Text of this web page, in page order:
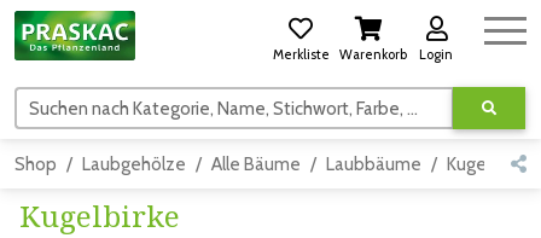
Merkliste Warenkorb Login
Suchen nach Kategorie, Name, Stichwort, Farbe, usw.
Shop Laubgehölze Alle Bäume Laubbäume Kugelform
Kugelbirke